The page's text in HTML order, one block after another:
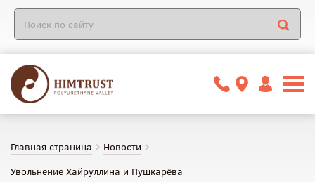
Главная страница
Новости
Увольнение Хайруллина и Пушкарёва